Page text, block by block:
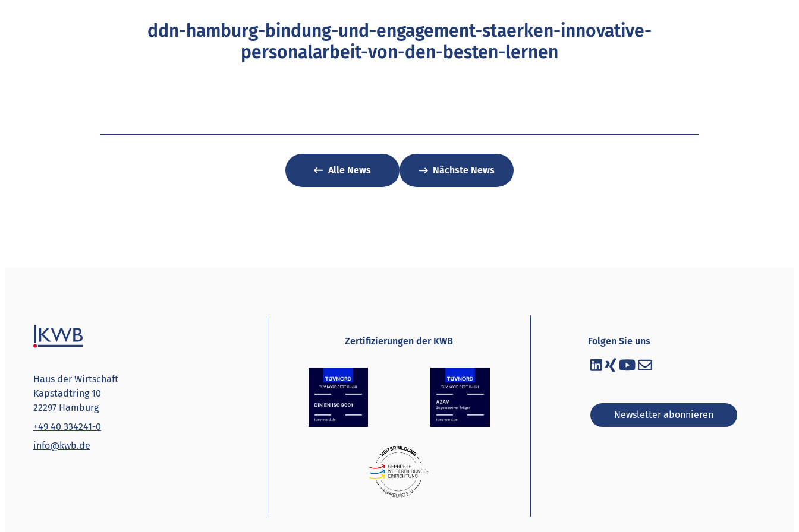
ddn-hamburg-bindung-und-engagement-staerken-innovative-
personalarbeit-von-den-besten-lernen
Alle News Nächste News
Haus der Wirtschaft
Kapstadtring 10
22297 Hamburg
+49 40 334241-0
info@kwb.de
Zertifizierungen der KWB Folgen Sie uns
Newsletter abonnieren